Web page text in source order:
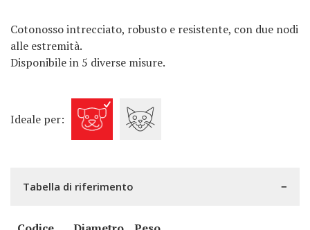
Cotonosso intrecciato, robusto e resistente, con due nodi
alle estremità.
Disponibile in 5 diverse misure.
Ideale per:
Tabella di riferimento